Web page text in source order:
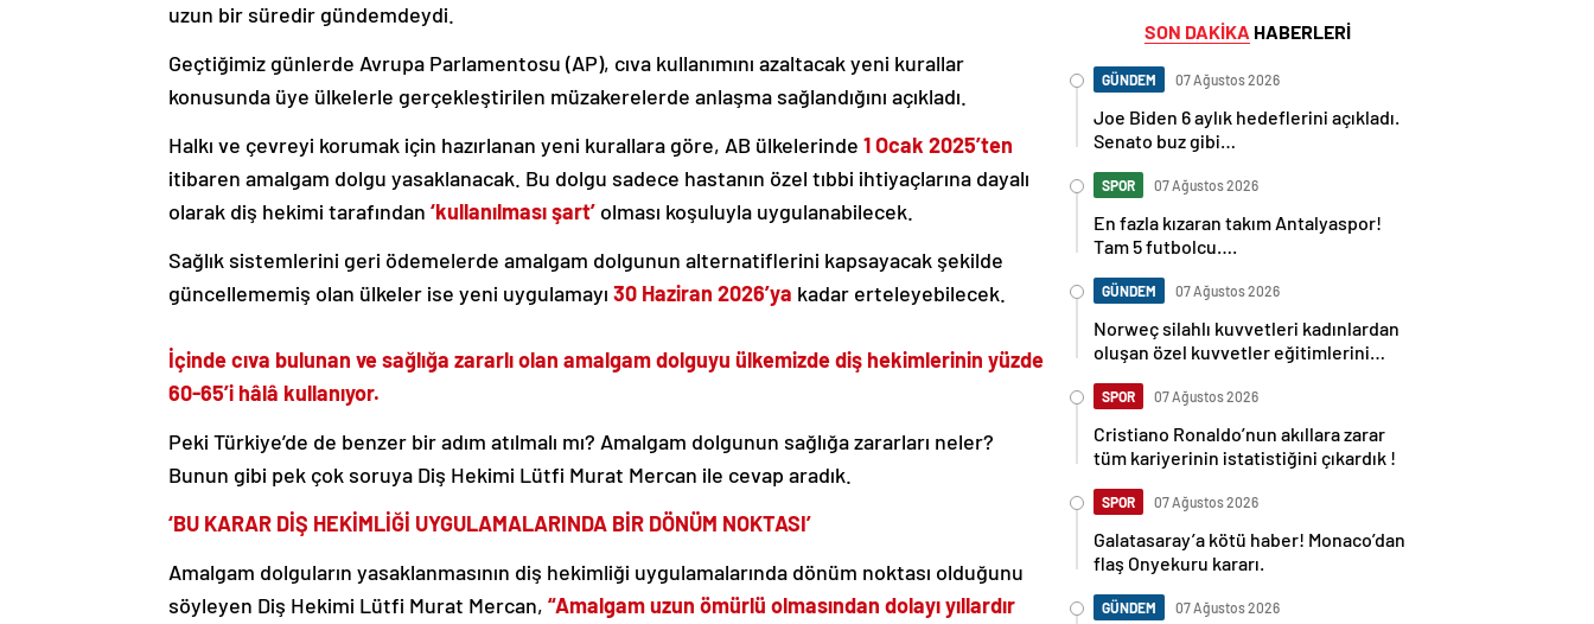
uzun bir süredir gündemdeydi.
Geçtiğimiz günlerde Avrupa Parlamentosu (AP), cıva kullanımını azaltacak yeni kurallar
konusunda üye ülkelerle gerçekleştirilen müzakerelerde anlaşma sağlandığını açıkladı.
Halkı ve çevreyi korumak için hazırlanan yeni kurallara göre, AB ülkelerinde 1 Ocak 2025’ten
itibaren amalgam dolgu yasaklanacak. Bu dolgu sadece hastanın özel tıbbi ihtiyaçlarına dayalı
olarak diş hekimi tarafından ‘kullanılması şart’ olması koşuluyla uygulanabilecek.
Sağlık sistemlerini geri ödemelerde amalgam dolgunun alternatiflerini kapsayacak şekilde
güncellememiş olan ülkeler ise yeni uygulamayı 30 Haziran 2026’ya kadar erteleyebilecek.
İçinde cıva bulunan ve sağlığa zararlı olan amalgam dolguyu ülkemizde diş hekimlerinin yüzde
60-65’i hâlâ kullanıyor.
Peki Türkiye’de de benzer bir adım atılmalı mı? Amalgam dolgunun sağlığa zararları neler?
Bunun gibi pek çok soruya Diş Hekimi Lütfi Murat Mercan ile cevap aradık.
‘BU KARAR DİŞ HEKİMLİĞİ UYGULAMALARINDA BİR DÖNÜM NOKTASI’
Amalgam dolguların yasaklanmasının diş hekimliği uygulamalarında dönüm noktası olduğunu
söyleyen Diş Hekimi Lütfi Murat Mercan, “Amalgam uzun ömürlü olmasından dolayı yıllardır
SON DAKİKA HABERLERİ
GÜNDEM 07 Ağustos 2026
Joe Biden 6 aylık hedeflerini açıkladı.
Senato buz gibi…
SPOR 07 Ağustos 2026
En fazla kızaran takım Antalyaspor!
Tam 5 futbolcu….
GÜNDEM 07 Ağustos 2026
Norweç silahlı kuvvetleri kadınlardan
oluşan özel kuvvetler eğitimlerini
SPOR 07 Ağustos 2026
Cristiano Ronaldo’nun akıllara zarar
tüm kariyerinin istatistiğini çıkardık !
SPOR 07 Ağustos 2026
Galatasaray’a kötü haber! Monaco’dan
flaş Onyekuru kararı.
GÜNDEM 07 Ağustos 2026